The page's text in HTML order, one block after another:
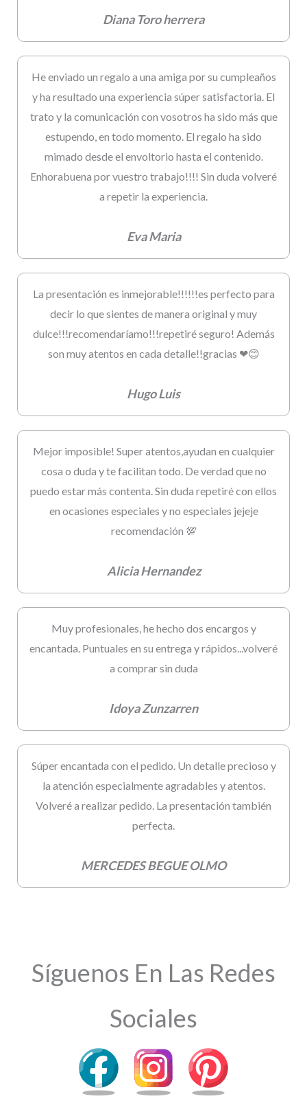
Diana Toro herrera
He enviado un regalo a una amiga por su cumpleaños
y ha resultado una experiencia súper satisfactoria. El
trato y la comunicación con vosotros ha sido más que
estupendo, en todo momento. El regalo ha sido
mimado desde el envoltorio hasta el contenido.
Enhorabuena por vuestro trabajo!!!! Sin duda volveré
a repetir la experiencia.
Eva Maria
La presentación es inmejorable!!!!!!es perfecto para
decir lo que sientes de manera original y muy
dulce!!!recomendaríamo!!!repetiré seguro! Además
son muy atentos en cada detalle!!gracias ❤😊
Hugo Luis
Mejor imposible! Super atentos,ayudan en cualquier
cosa o duda y te facilitan todo. De verdad que no
puedo estar más contenta. Sin duda repetiré con ellos
en ocasiones especiales y no especiales jejeje
recomendación 💯
Alicia Hernandez
Muy profesionales, he hecho dos encargos y
encantada. Puntuales en su entrega y rápidos...volveré
a comprar sin duda
Idoya Zunzarren
Súper encantada con el pedido. Un detalle precioso y
la atención especialmente agradables y atentos.
Volveré a realizar pedido. La presentación también
perfecta.
MERCEDES BEGUE OLMO
Síguenos En Las Redes
Sociales